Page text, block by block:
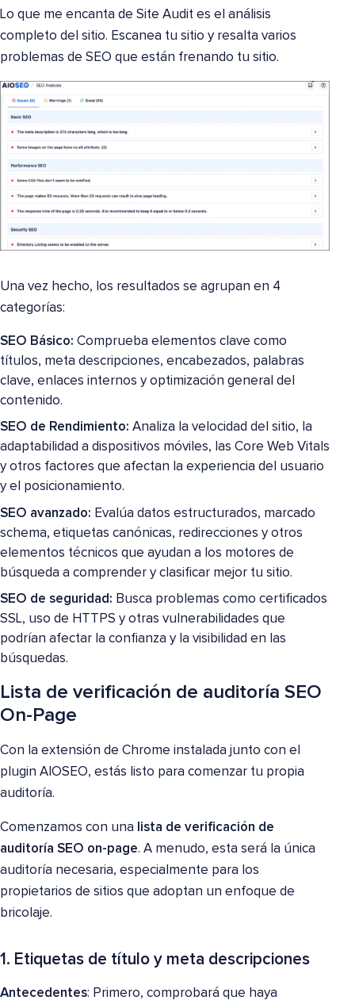
Lo que me encanta de Site Audit es el análisis
completo del sitio. Escanea tu sitio y resalta varios
problemas de SEO que están frenando tu sitio.
Una vez hecho, los resultados se agrupan en 4
categorías:
SEO Básico: Comprueba elementos clave como
títulos, meta descripciones, encabezados, palabras
clave, enlaces internos y optimización general del
contenido.
SEO de Rendimiento: Analiza la velocidad del sitio, la
adaptabilidad a dispositivos móviles, las Core Web Vitals
y otros factores que afectan la experiencia del usuario
y el posicionamiento.
SEO avanzado: Evalúa datos estructurados, marcado
schema, etiquetas canónicas, redirecciones y otros
elementos técnicos que ayudan a los motores de
búsqueda a comprender y clasificar mejor tu sitio.
SEO de seguridad: Busca problemas como certificados
SSL, uso de HTTPS y otras vulnerabilidades que
podrían afectar la confianza y la visibilidad en las
búsquedas.
Lista de verificación de auditoría SEO
On-Page
Con la extensión de Chrome instalada junto con el
plugin AIOSEO, estás listo para comenzar tu propia
auditoría.
Comenzamos con una lista de verificación de
auditoría SEO on-page. A menudo, esta será la única
auditoría necesaria, especialmente para los
propietarios de sitios que adoptan un enfoque de
bricolaje.
1. Etiquetas de título y meta descripciones
Antecedentes: Primero, comprobará que haya